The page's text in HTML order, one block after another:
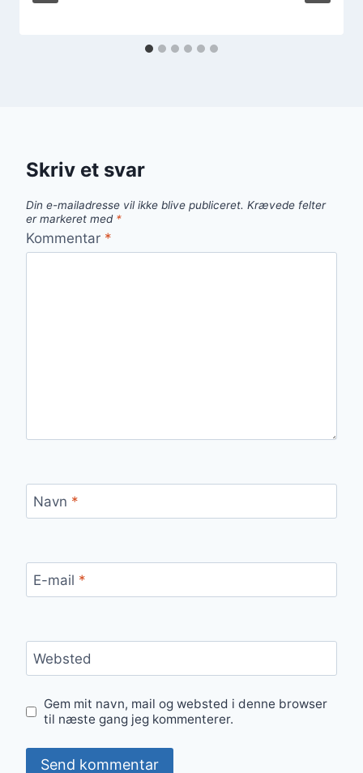
Skriv et svar
Din e-mailadresse vil ikke blive publiceret. Krævede felter
er markeret med *
Kommentar *
Navn *
E-mail *
Websted
Gem mit navn, mail og websted i denne browser
til næste gang jeg kommenterer.